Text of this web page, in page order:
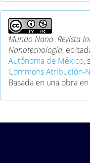
Mundo Nano. Revista
Nanotecnología,
Autónoma de México,
Commons Atribución-
Basada en una obra en